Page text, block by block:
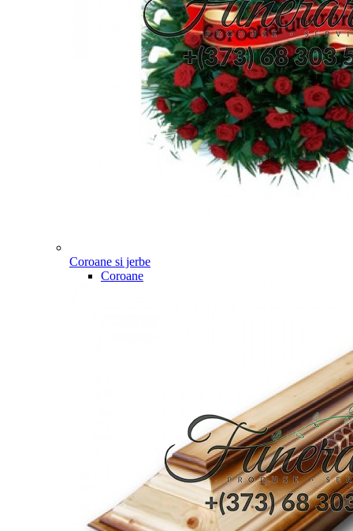
Coroane si jerbe
Coroane